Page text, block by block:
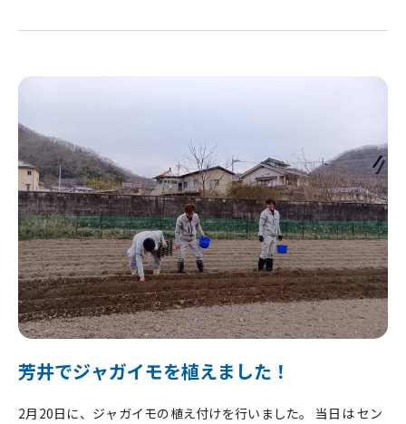
芳井でジャガイモを植えました！
2月20日に、ジャガイモの植え付けを行いました。 当日は セン